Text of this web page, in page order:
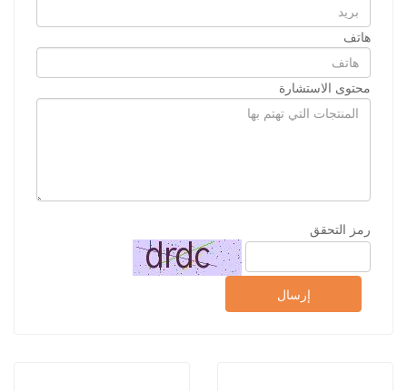
هاتف
محتوى الاستشارة
رمز التحقق
إرسال